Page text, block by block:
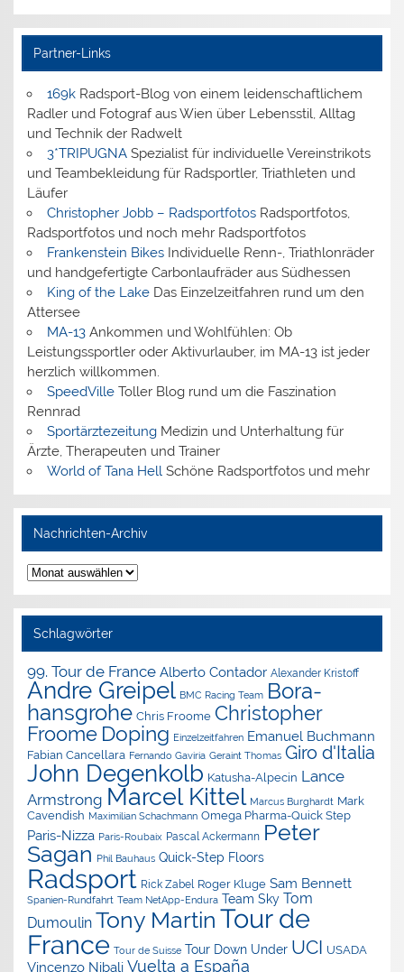
Partner-Links
169kRadsport-Blog von einem leidenschaftlichem
Radler und Fotograf aus Wien über Lebensstil, Alltag
und Technik der Radwelt
3*TRIPUGNASpezialist für individuelle Vereinstrikots
und Teambekleidung für Radsportler, Triathleten und
Läufer
Christopher Jobb – RadsportfotosRadsportfotos,
Radsportfotos und noch mehr Radsportfotos
Frankenstein BikesIndividuelle Renn-, Triathlonräder
und handgefertigte Carbonlaufräder aus Südhessen
King of the LakeDas Einzelzeitfahren rund um den
Attersee
MA-13Ankommen und Wohlfühlen: Ob
Leistungssportler oder Aktivurlauber, im MA-13 ist jeder
herzlich willkommen.
SpeedVilleToller Blog rund um die Faszination
Rennrad
SportärztezeitungMedizin und Unterhaltung für
Ärzte, Therapeuten und Trainer
World of Tana HellSchöne Radsportfotos und mehr
Nachrichten-Archiv
Nachrichten-
Archiv
Schlagwörter
99. Tour de France Alberto Contador Alexander Kristoff
Andre Greipel BMC Racing Team Bora-
hansgrohe Chris Froome Christopher
Froome Doping Einzelzeitfahren Emanuel Buchmann
Fabian Cancellara Fernando Gaviria Geraint Thomas Giro d'Italia
John Degenkolb Katusha-Alpecin Lance
Armstrong Marcel Kittel Marcus Burghardt Mark
Cavendish Maximilian Schachmann Omega Pharma-Quick Step
Paris-Nizza Paris-Roubaix Pascal Ackermann Peter
Sagan Phil Bauhaus Quick-Step Floors
Radsport Rick Zabel Roger Kluge Sam Bennett
Spanien-Rundfahrt Team NetApp-Endura Team Sky Tom
Dumoulin Tony Martin Tour de
France Tour de Suisse Tour Down Under UCI USADA
Vincenzo Nibali Vuelta a España